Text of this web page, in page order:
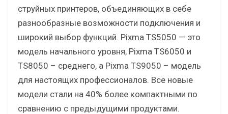
струйных принтеров, объединяющих в себе
разнообразные возможности подключения и
широкий выбор функций. Pixma TS5050 — это
модель начального уровня, Pixma TS6050 и
TS8050 – среднего, а Pixma TS9050 – модель
для настоящих профессионалов. Все новые
модели стали на 40% более компактными по
сравнению с предыдущими продуктами.